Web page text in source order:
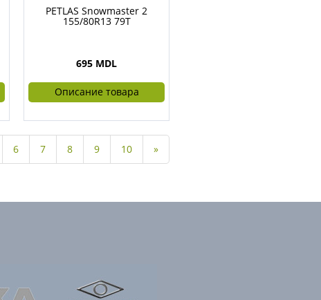
PETLAS Snowmaster 2
155/80R13 79T
695 MDL
Описание товара
6 7 8 9 10 »